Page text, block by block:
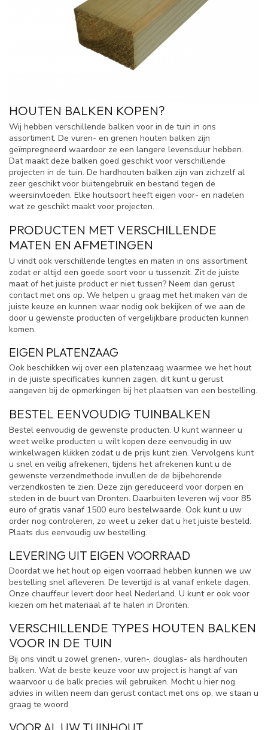
HOUTEN BALKEN KOPEN?
Wij hebben verschillende balken voor in de tuin in ons
assortiment. De vuren- en grenen houten balken zijn
geïmpregneerd waardoor ze een langere levensduur hebben.
Dat maakt deze balken goed geschikt voor verschillende
projecten in de tuin. De hardhouten balken zijn van zichzelf al
zeer geschikt voor buitengebruik en bestand tegen de
weersinvloeden. Elke houtsoort heeft eigen voor- en nadelen
wat ze geschikt maakt voor projecten.
PRODUCTEN MET VERSCHILLENDE
MATEN EN AFMETINGEN
U vindt ook verschillende lengtes en maten in ons assortiment
zodat er altijd een goede soort voor u tussenzit. Zit de juiste
maat of het juiste product er niet tussen? Neem dan gerust
contact met ons op. We helpen u graag met het maken van de
juiste keuze en kunnen waar nodig ook bekijken of we aan de
door u gewenste producten of vergelijkbare producten kunnen
komen.
EIGEN PLATENZAAG
Ook beschikken wij over een platenzaag waarmee we het hout
in de juiste specificaties kunnen zagen, dit kunt u gerust
aangeven bij de opmerkingen bij het plaatsen van een bestelling.
BESTEL EENVOUDIG TUINBALKEN
Bestel eenvoudig de gewenste producten. U kunt wanneer u
weet welke producten u wilt kopen deze eenvoudig in uw
winkelwagen klikken zodat u de prijs kunt zien. Vervolgens kunt
u snel en veilig afrekenen, tijdens het afrekenen kunt u de
gewenste verzendmethode invullen de de bijbehorende
verzendkosten te zien. Deze zijn gereduceerd voor dorpen en
steden in de buurt van Dronten. Daarbuiten leveren wij voor 85
euro of gratis vanaf 1500 euro bestelwaarde. Ook kunt u uw
order nog controleren, zo weet u zeker dat u het juiste besteld.
Plaats dus eenvoudig uw bestelling.
LEVERING UIT EIGEN VOORRAAD
Doordat we het hout op eigen voorraad hebben kunnen we uw
bestelling snel afleveren. De levertijd is al vanaf enkele dagen.
Onze chauffeur levert door heel Nederland. U kunt er ook voor
kiezen om het materiaal af te halen in Dronten.
VERSCHILLENDE TYPES HOUTEN BALKEN
VOOR IN DE TUIN
Bij ons vindt u zowel grenen-, vuren-, douglas- als hardhouten
balken. Wat de beste keuze voor uw project is hangt af van
waarvoor u de balk precies wil gebruiken. Mocht u hier nog
advies in willen neem dan gerust contact met ons op, we staan u
graag te woord.